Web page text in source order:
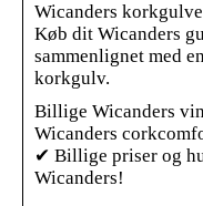
Wicanders
Køb dit Wicanders
sammenlignet med
korkgulv.
Billige Wicanders
Wicanders
✔ Billige priser og
Wicanders!